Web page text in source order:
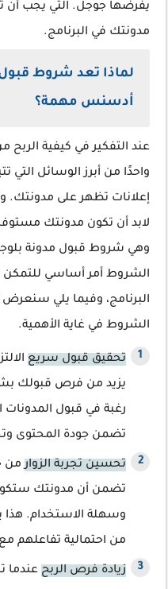
يفرضها جوجل. التي يجب أن
مدونتك في البرنامج.
لماذا تعد شروط
أدسنس مهمة؟
عند التفكير في كيفية
واحدًا من أبرز الوسائل
إعلانات تظهر على مدونتك.
لابد أن تكون مدونتك
وهي شروط قبول مدونة
الشروط أمر أساسي
البرنامج، وفيما يلي
الشروط في غاية الأهمية.
تحقيق قبول سريع
يزيد من فرص قبولك
رغبة في قبول المدونات
تضمن جودة المحتوى
تحسين تجربة الزوارمن
تضمن أن مدونتك
وسهلة الاستخدام. هذا
من احتمالية تفاعلهم
زيادة فرص الربح عندما